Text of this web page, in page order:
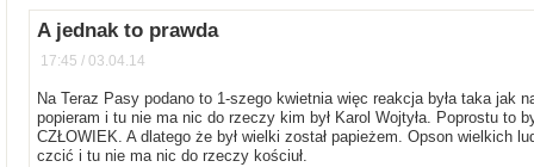
A jednak to prawda
17:45 / 03.04.14
Na Teraz Pasy podano to 1-szego kwietnia więc reakcja była taka jak
popieram i tu nie ma nic do rzeczy kim był Karol Wojtyła. Poprostu to
CZŁOWIEK. A dlatego że był wielki został papieżem. Opson wielkich
czcić i tu nie ma nic do rzeczy kościuł.